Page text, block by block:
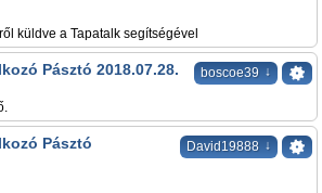
küldve a Tapatalk segítségével
boscoe39 ↓
Pásztó 2018.07.28.
David19888 ↓
Pásztó